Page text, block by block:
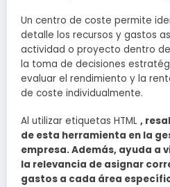
Un centro de coste permite
detalle los recursos y gastos
actividad o proyecto dentro
la toma de decisiones
evaluar el rendimiento y la
de coste individualmente.
Al utilizar etiquetas HTML ,
de esta herramienta en la
empresa. Además, ayuda a
la relevancia de asignar
gastos a cada área